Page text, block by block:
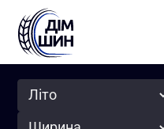
Сезон
Ширина